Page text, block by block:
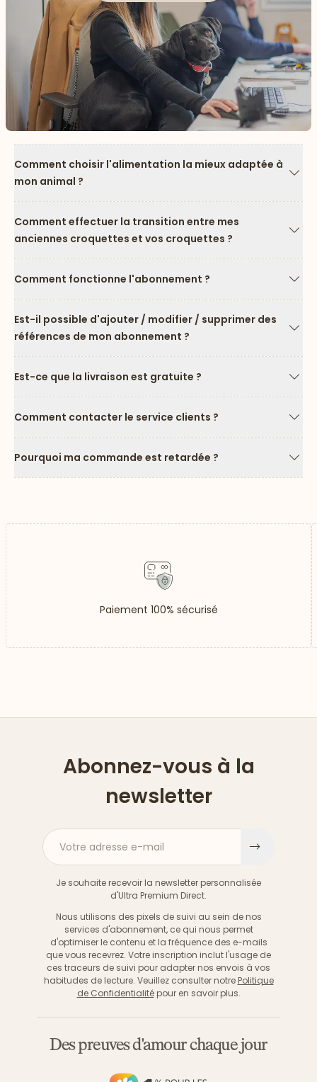
Comment choisir l'alimentation la mieux adaptée à
mon animal ?
Comment effectuer la transition entre mes
anciennes croquettes et vos croquettes ?
Comment fonctionne l'abonnement ?
Est-il possible d'ajouter / modifier / supprimer des
références de mon abonnement ?
Est-ce que la livraison est gratuite ?
Comment contacter le service clients ?
Pourquoi ma commande est retardée ?
Paiement 100% sécurisé
Abonnez-vous à la
newsletter
Votre adresse e-mail
Je souhaite recevoir la newsletter personnalisée
d'Ultra Premium Direct.
Nous utilisons des pixels de suivi au sein de nos
services d'abonnement, ce qui nous permet
d'optimiser le contenu et la fréquence des e-mails
que vous recevrez. Votre inscription inclut l'usage de
ces traceurs de suivi pour adapter nos envois à vos
habitudes de lecture. Veuillez consulter notre Politique
de Confidentialitépour en savoir plus.
Des preuves d'amour chaque jour